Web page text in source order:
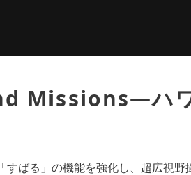
Missions—ハ
ばる」の機能を強化し、超広視